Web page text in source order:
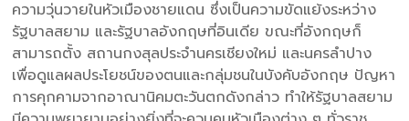
ความวุ่นวายในหัวเมืองชายแดน ซึ่งเป็นความขัดแย้งระหว่าง
รัฐบาลสยาม และรัฐบาลอังกฤษที่อินเดีย ขณะที่อังกฤษก็
สามารถตั้ง สถานกงสุลประจำนครเชียงใหม่ และนครลำปาง
เพื่อดูแลผลประโยชน์ของตนและกลุ่มชนในบังคับอังกฤษ ปัญหา
การคุกคามจากอาณานิคมตะวันตกดังกล่าว ทำให้รัฐบาลสยาม